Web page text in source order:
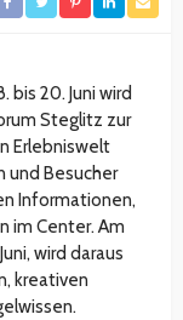
bis 20. Juni wird
Steglitz zur
Erlebniswelt
und Besucher
Informationen,
im Center. Am
wird daraus
kreativen